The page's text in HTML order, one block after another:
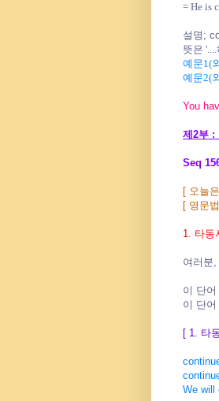
= He is
설명;
뜻은
예문1(
예문2(
You
제2부 :
Seq
[ 오늘
[ 영문
1. 타동
여러분
이 단
이 단
[ 1. 타
We will